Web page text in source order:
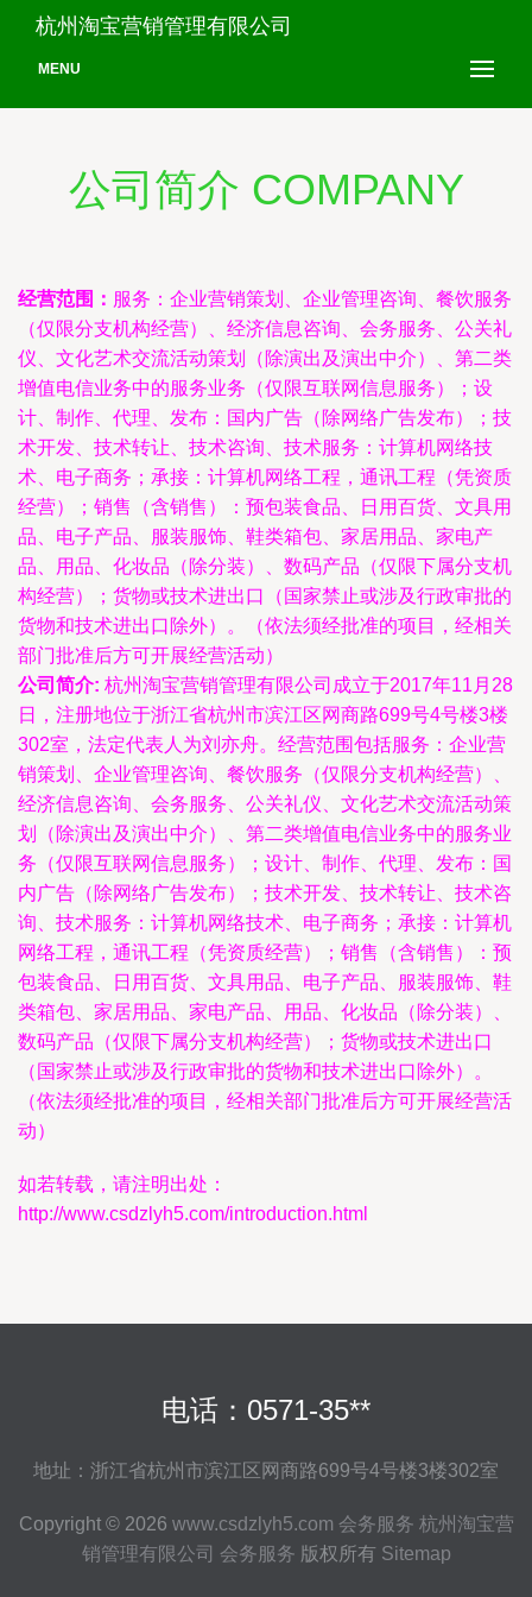
杭州淘宝营销管理有限公司
MENU
公司简介 COMPANY
经营范围： 服务：企业营销策划、企业管理咨询、餐饮服务
（仅限分支机构经营）、经济信息咨询、会务服务、公关礼
仪、文化艺术交流活动策划（除演出及演出中介）、第二类
增值电信业务中的服务业务（仅限互联网信息服务）；设
计、制作、代理、发布：国内广告（除网络广告发布）；技
术开发、技术转让、技术咨询、技术服务：计算机网络技
术、电子商务；承接：计算机网络工程，通讯工程（凭资质
经营）；销售（含销售）：预包装食品、日用百货、文具用
品、电子产品、服装服饰、鞋类箱包、家居用品、家电产
品、用品、化妆品（除分装）、数码产品（仅限下属分支机
构经营）；货物或技术进出口（国家禁止或涉及行政审批的
货物和技术进出口除外）。（依法须经批准的项目，经相关
部门批准后方可开展经营活动）
公司简介: 杭州淘宝营销管理有限公司成立于2017年11月28
日，注册地位于浙江省杭州市滨江区网商路699号4号楼3楼
302室，法定代表人为刘亦舟。经营范围包括服务：企业营
销策划、企业管理咨询、餐饮服务（仅限分支机构经营）、
经济信息咨询、会务服务、公关礼仪、文化艺术交流活动策
划（除演出及演出中介）、第二类增值电信业务中的服务业
务（仅限互联网信息服务）；设计、制作、代理、发布：国
内广告（除网络广告发布）；技术开发、技术转让、技术咨
询、技术服务：计算机网络技术、电子商务；承接：计算机
网络工程，通讯工程（凭资质经营）；销售（含销售）：预
包装食品、日用百货、文具用品、电子产品、服装服饰、鞋
类箱包、家居用品、家电产品、用品、化妆品（除分装）、
数码产品（仅限下属分支机构经营）；货物或技术进出口
（国家禁止或涉及行政审批的货物和技术进出口除外）。
（依法须经批准的项目，经相关部门批准后方可开展经营活
动）
如若转载，请注明出处：
http://www.csdzlyh5.com/introduction.html
电话：0571-35**
地址：浙江省杭州市滨江区网商路699号4号楼3楼302室
Copyright © 2026 www.csdzlyh5.com 会务服务 杭州淘宝营
销管理有限公司 会务服务 版权所有 Sitemap